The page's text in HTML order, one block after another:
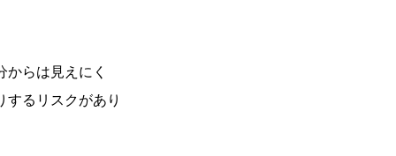
らは見えにく
するリスクがあり